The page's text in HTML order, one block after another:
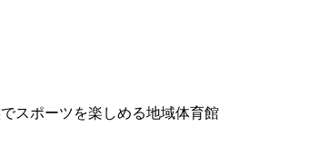
スポーツを楽しめる地域体育館